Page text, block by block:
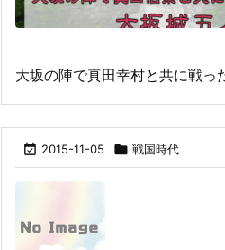
大坂の陣で真田幸村と共に戦っ
 2015-11-05  戦国時代